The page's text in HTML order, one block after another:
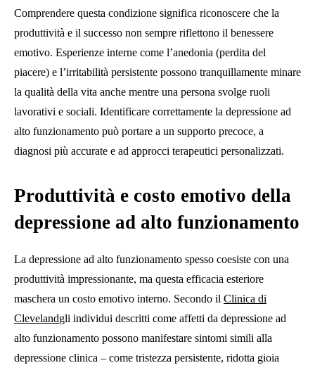
Comprendere questa condizione significa riconoscere che la
produttività e il successo non sempre riflettono il benessere
emotivo. Esperienze interne come l’anedonia (perdita del
piacere) e l’irritabilità persistente possono tranquillamente minare
la qualità della vita anche mentre una persona svolge ruoli
lavorativi e sociali. Identificare correttamente la depressione ad
alto funzionamento può portare a un supporto precoce, a
diagnosi più accurate e ad approcci terapeutici personalizzati.
Produttività e costo emotivo della
depressione ad alto funzionamento
La depressione ad alto funzionamento spesso coesiste con una
produttività impressionante, ma questa efficacia esteriore
maschera un costo emotivo interno. Secondo il Clinica di
Clevelandgli individui descritti come affetti da depressione ad
alto funzionamento possono manifestare sintomi simili alla
depressione clinica – come tristezza persistente, ridotta gioia